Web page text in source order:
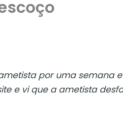
por uma semana
e vi que a ametista